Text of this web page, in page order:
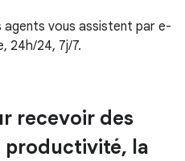
agents vous assistent par e-
24h/24, 7j/7.
recevoir des
productivité, la